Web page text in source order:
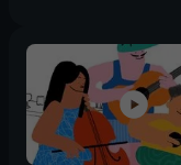
des Jahres. (4)